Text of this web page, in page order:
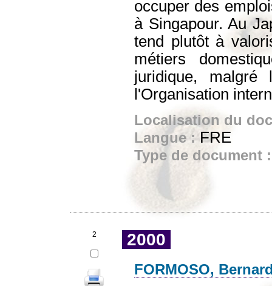
occuper des
à Singapour. Au
tend plutôt à
métiers
juridique, malgré
l'Organisation
Localisation du
Langue : FRE
Type de document
2 2000
FORMOSO,